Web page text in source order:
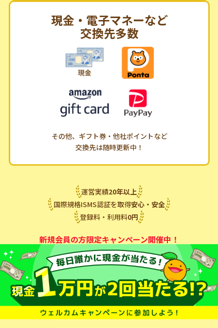
現金・電子マネーなど
交換先多数
その他、ギフト券・他社ポイントなど
交換先は随時更新中！
運営実績20年以上
国際規格ISMS認証を取得安心・安全
登録料・利用料0円
新規会員の方限定キャンペーン開催中！